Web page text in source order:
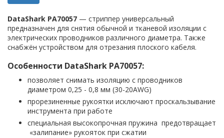
DataShark PA70057 — стриппер универсальный
предназначен для снятия обычной и тканевой изоляции с
электрических проводников различного диаметра. Также
снабжён устройством для отрезания плоского кабеля.
Особенности DataShark PA70057:
позволяет снимать изоляцию с проводников
диаметром 0,25 - 0,8 мм (30-20AWG)
прорезиненные рукоятки исключают проскальзывание
инструмента при работе
специальная высокопрочная пружина предотвращает
«залипание» рукояток при сжатии